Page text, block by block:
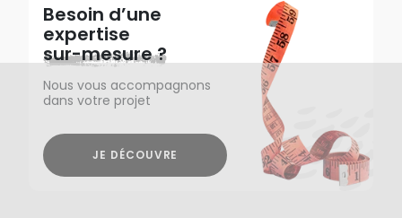
Besoin d’une
expertise
sur-mesure ?
Nous vous accompagnons
dans votre projet
JE DÉCOUVRE